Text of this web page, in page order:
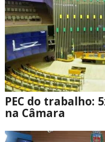
PEC do trabalho:
na Câmara